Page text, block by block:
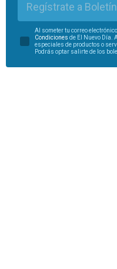
Regístrate a
Al someter tu correo
Condiciones de El Nuevo Día.
especiales de productos o
Podrás optar salirte de los